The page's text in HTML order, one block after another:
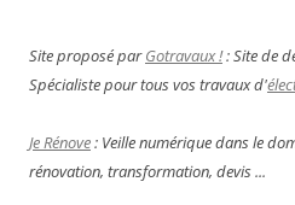
Site proposé parGotravaux !: Site de
Spécialiste pour tous vos travaux d'
Je Rénove: Veille numérique dans le
rénovation, transformation, devis ...